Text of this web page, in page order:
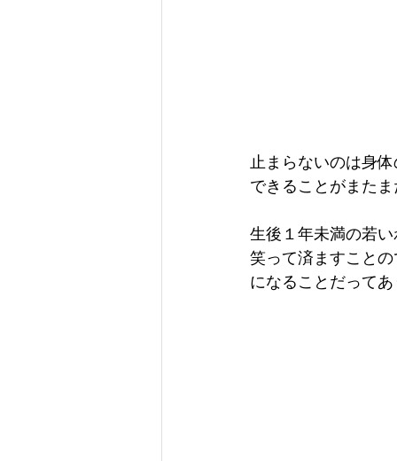
止まらないのは身
できることがまた
生後１年未満の若
笑って済ますこと
になることだって